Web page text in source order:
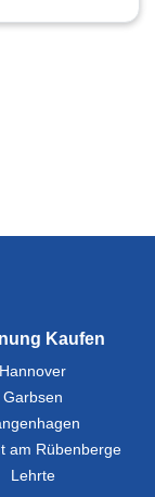
Kaufen
Hannover
Garbsen
am Rübenberge
Lehrte